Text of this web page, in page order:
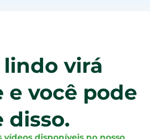
virá
e você pode
disso.